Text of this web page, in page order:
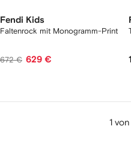
Fendi Kids
Faltenrock mit Monogramm-Print
672 € 629 €
1 von